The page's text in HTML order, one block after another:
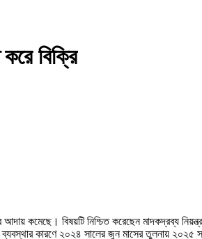
বিক্রি
কমেছে। বিষয়টি নিশ্চিত করেছেন মাদকদ্রব্য
ব্যবস্থার কারণে ২০২৪ সালের জুন মাসের তুলনায়